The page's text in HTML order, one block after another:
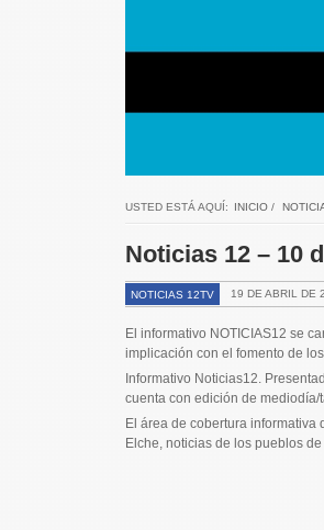
USTED ESTÁ AQUÍ: INICIO/
Noticias 12 – 10
NOTICIAS 12TV 19 DE ABRIL DE
El informativo NOTICIAS12 se
implicación con el fomento de
Informativo Noticias12.
cuenta con edición de mediodía/
El área de cobertura informativa
Elche, noticias de los pueblos